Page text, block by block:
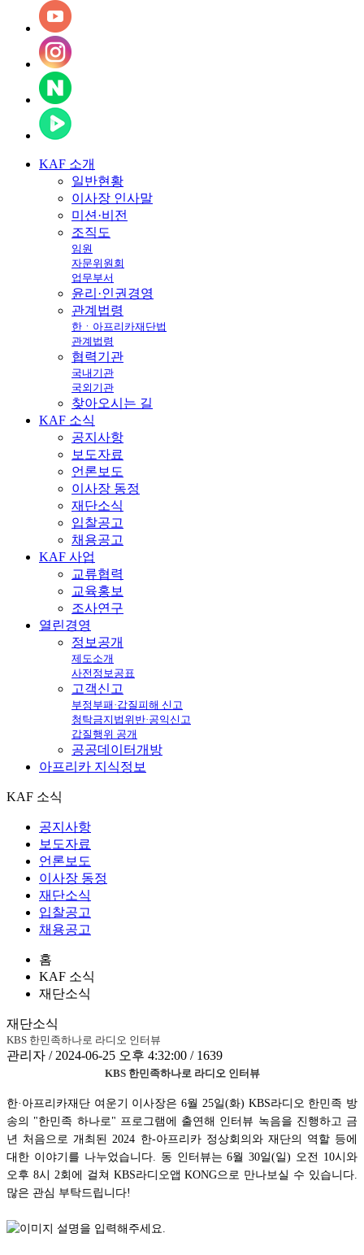
KAF 소개
일반현황
이사장 인사말
미션·비전
조직도
임원
자문위원회
업무부서
윤리·인권경영
관계법령
한ㆍ아프리카재단법
관계법령
협력기관
국내기관
국외기관
찾아오시는 길
KAF 소식
공지사항
보도자료
언론보도
이사장 동정
재단소식
입찰공고
채용공고
KAF 사업
교류협력
교육홍보
조사연구
열린경영
정보공개
제도소개
사전정보공표
고객신고
부정부패·갑질피해 신고
청탁금지법위반·공익신고
갑질행위 공개
공공데이터개방
아프리카 지식정보
KAF 소식
공지사항
보도자료
언론보도
이사장 동정
재단소식
입찰공고
채용공고
홈
KAF 소식
재단소식
재단소식
KBS 한민족하나로 라디오 인터뷰
관리자 / 2024-06-25 오후 4:32:00 / 1639
KBS 한민족하나로 라디오 인터뷰
한·아프리카재단 여운기 이사장은 6월 25일(화) KBS라디오 한민족 방
송의 "한민족 하나로" 프로그램에 출연해 인터뷰 녹음을 진행하고 금
년 처음으로 개최된 2024 한-아프리카 정상회의와 재단의 역할 등에
대한 이야기를 나누었습니다. 동 인터뷰는 6월 30일(일) 오전 10시와
오후 8시 2회에 걸쳐 KBS라디오앱 KONG으로 만나보실 수 있습니다.
많은 관심 부탁드립니다!